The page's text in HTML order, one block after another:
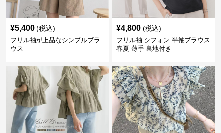
¥5,400 (税込)
フリル袖が上品なシンプルブラ
ウス
¥4,800 (税込)
フリル袖 シフォン 半袖ブラウス
春夏 薄手 裏地付き